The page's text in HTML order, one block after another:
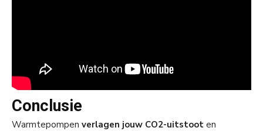
Conclusie
Warmtepompen verlagen jouw CO2-uitstoot en